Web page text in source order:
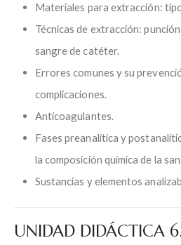
Materiales para extracción:
Técnicas de extracción:
sangre de catéter.
Errores comunes y su
complicaciones.
Anticoagulantes.
Fases preanalítica y
la composición química de la
Sustancias y elementos
UNIDAD DIDÁCTICA